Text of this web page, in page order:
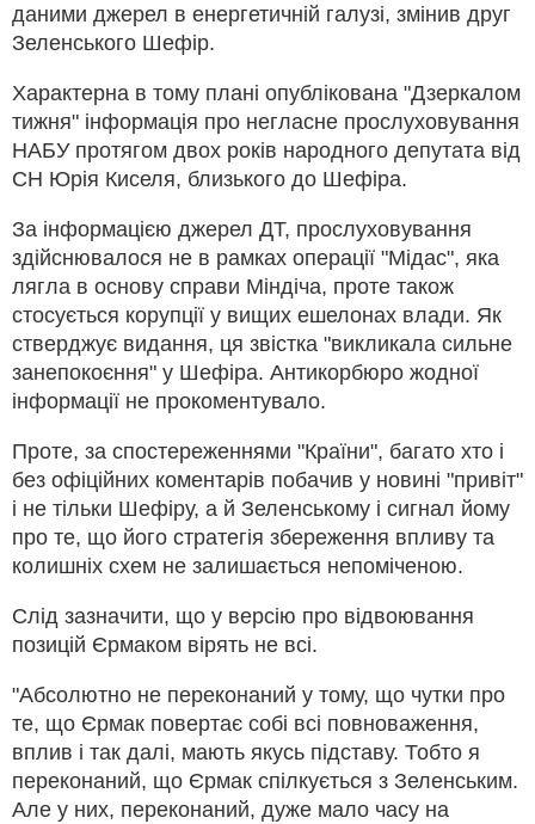
даними джерел в енергетичній галузі, змінив друг
Зеленського Шефір.
Характерна в тому плані опублікована "Дзеркалом
тижня" інформація про негласне прослуховування
НАБУ протягом двох років народного депутата від
СН Юрія Киселя, близького до Шефіра.
За інформацією джерел ДТ, прослуховування
здійснювалося не в рамках операції "Мідас", яка
лягла в основу справи Міндіча, проте також
стосується корупції у вищих ешелонах влади. Як
стверджує видання, ця звістка "викликала сильне
занепокоєння" у Шефіра. Антикорбюро жодної
інформації не прокоментувало.
Проте, за спостереженнями "Країни", багато хто і
без офіційних коментарів побачив у новині "привіт"
і не тільки Шефіру, а й Зеленському і сигнал йому
про те, що його стратегія збереження впливу та
колишніх схем не залишається непоміченою.
Слід зазначити, що у версію про відвоювання
позицій Єрмаком вірять не всі.
"Абсолютно не переконаний у тому, що чутки про
те, що Єрмак повертає собі всі повноваження,
вплив і так далі, мають якусь підставу. Тобто я
переконаний, що Єрмак спілкується з Зеленським.
Але у них, переконаний, дуже мало часу на